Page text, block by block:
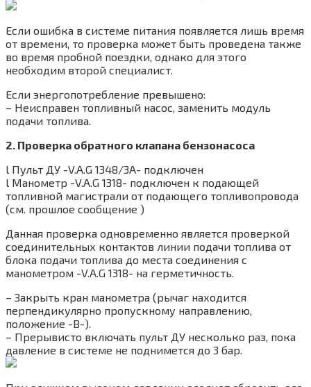
Если ошибка в системе питания появляется лишь время
от времени, то проверка может быть проведена также
во время пробной поездки, однако для этого
необходим второй специалист.
Если энергопотребление превышено:
– Неисправен топливный насос, заменить модуль
подачи топлива.
2. Проверка обратного клапана бензонасоса
l Пульт ДУ -V.A.G 1348/3A- подключен
l Манометр -V.A.G 1318- подключен к подающей
топливной магистрали от подающего топливопровода
(см. прошлое сообщение )
Данная проверка одновременно является проверкой
соединительных контактов линии подачи топлива от
блока подачи топлива до места соединения с
манометром -V.A.G 1318- на герметичность.
– Закрыть кран манометра (рычаг находится
перпендикулярно пропускному направлению,
положение -B-).
– Прерывисто включать пульт ДУ несколько раз, пока
давление в системе не поднимется до 3 бар.